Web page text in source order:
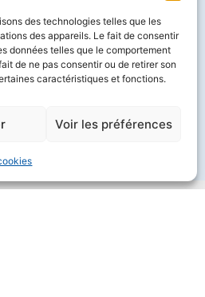
des technologies telles que les
des appareils. Le fait de consentir
données telles que le comportement
de ne pas consentir ou de retirer son
caractéristiques et fonctions.
Voir les préférences
un partenaire
de votre sol industriel